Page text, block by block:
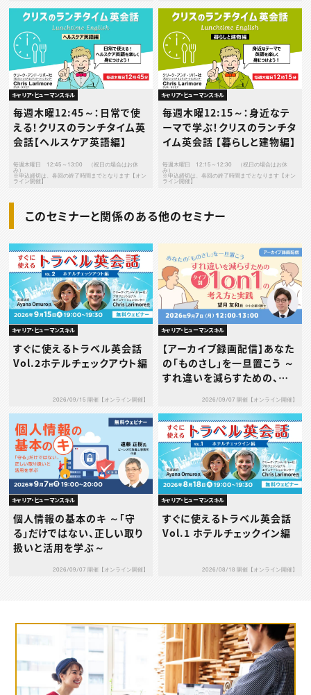
キャリア・ヒューマンスキル
毎週木曜12:45～：日常で使
える！クリスのランチタイム英
会話【ヘルスケア英語編】
毎週木曜日 12:45～13:00 （祝日の場合はお休
み）
※申込締切は、各回の終了時間までとなります【オン
ライン開催】
キャリア・ヒューマンスキル
毎週木曜12:15～：身近なテ
ーマで学ぶ！クリスのランチタ
イム英会話 【暮らしと建物編】
毎週木曜日 12:15～12:30 （祝日の場合はお休
み）
※申込締切は、各回の終了時間までとなります【オン
ライン開催】
このセミナーと関係のある他のセミナー
キャリア・ヒューマンスキル
すぐに使えるトラベル英会話
Vol.2ホテルチェックアウト編
2026/09/15 開催【オンライン開催】
キャリア・ヒューマンスキル
【アーカイブ録画配信】あなた
の「ものさし」を一旦置こう ～
すれ違いを減らすための、タ
2026/09/07 開催【オンライン開催】
キャリア・ヒューマンスキル
個人情報の基本のキ ～「守
る」だけではない、正しい取り
扱いと活用を学ぶ～
2026/09/07 開催【オンライン開催】
キャリア・ヒューマンスキル
すぐに使えるトラベル英会話
Vol.1 ホテルチェックイン編
2026/08/18 開催【オンライン開催】